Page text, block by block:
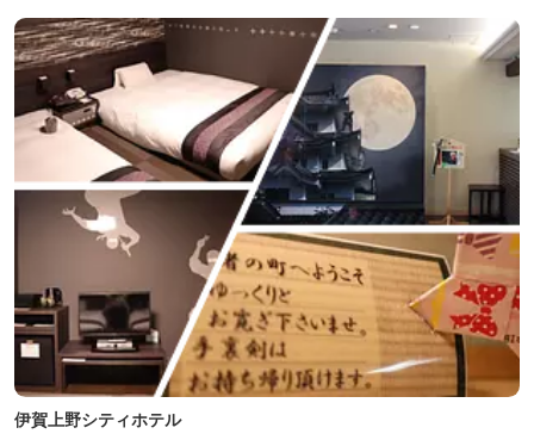
伊賀上野シティホテル